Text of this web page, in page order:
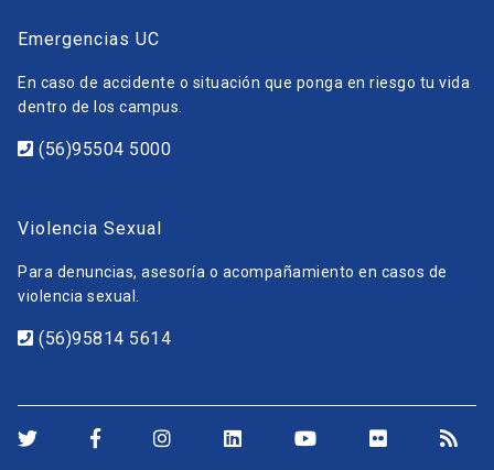
Emergencias UC
En caso de accidente o situación que ponga en riesgo tu vida
dentro de los campus.
(56)95504 5000
Violencia Sexual
Para denuncias, asesoría o acompañamiento en casos de
violencia sexual.
(56)95814 5614